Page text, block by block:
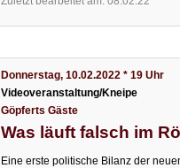
Donnerstag, 10.02.2022 * 19 Uhr
Videoveranstaltung/Kneipe
Göpferts Gäste
Was läuft falsch im
Eine erste politische Bilanz der